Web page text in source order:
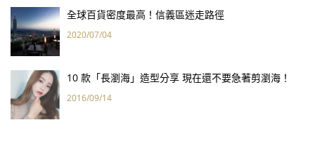
全球百貨密度最高！信義區迷走路徑
2020/07/04
10 款「長瀏海」造型分享 現在還不要急著剪瀏海！
2016/09/14